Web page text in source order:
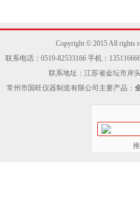
Copyright © 2015 All rights
联系电话：0519-82533166 手机：
联系地址：江苏省金坛市岸
常州市国旺仪器制造有限公司主要产品：